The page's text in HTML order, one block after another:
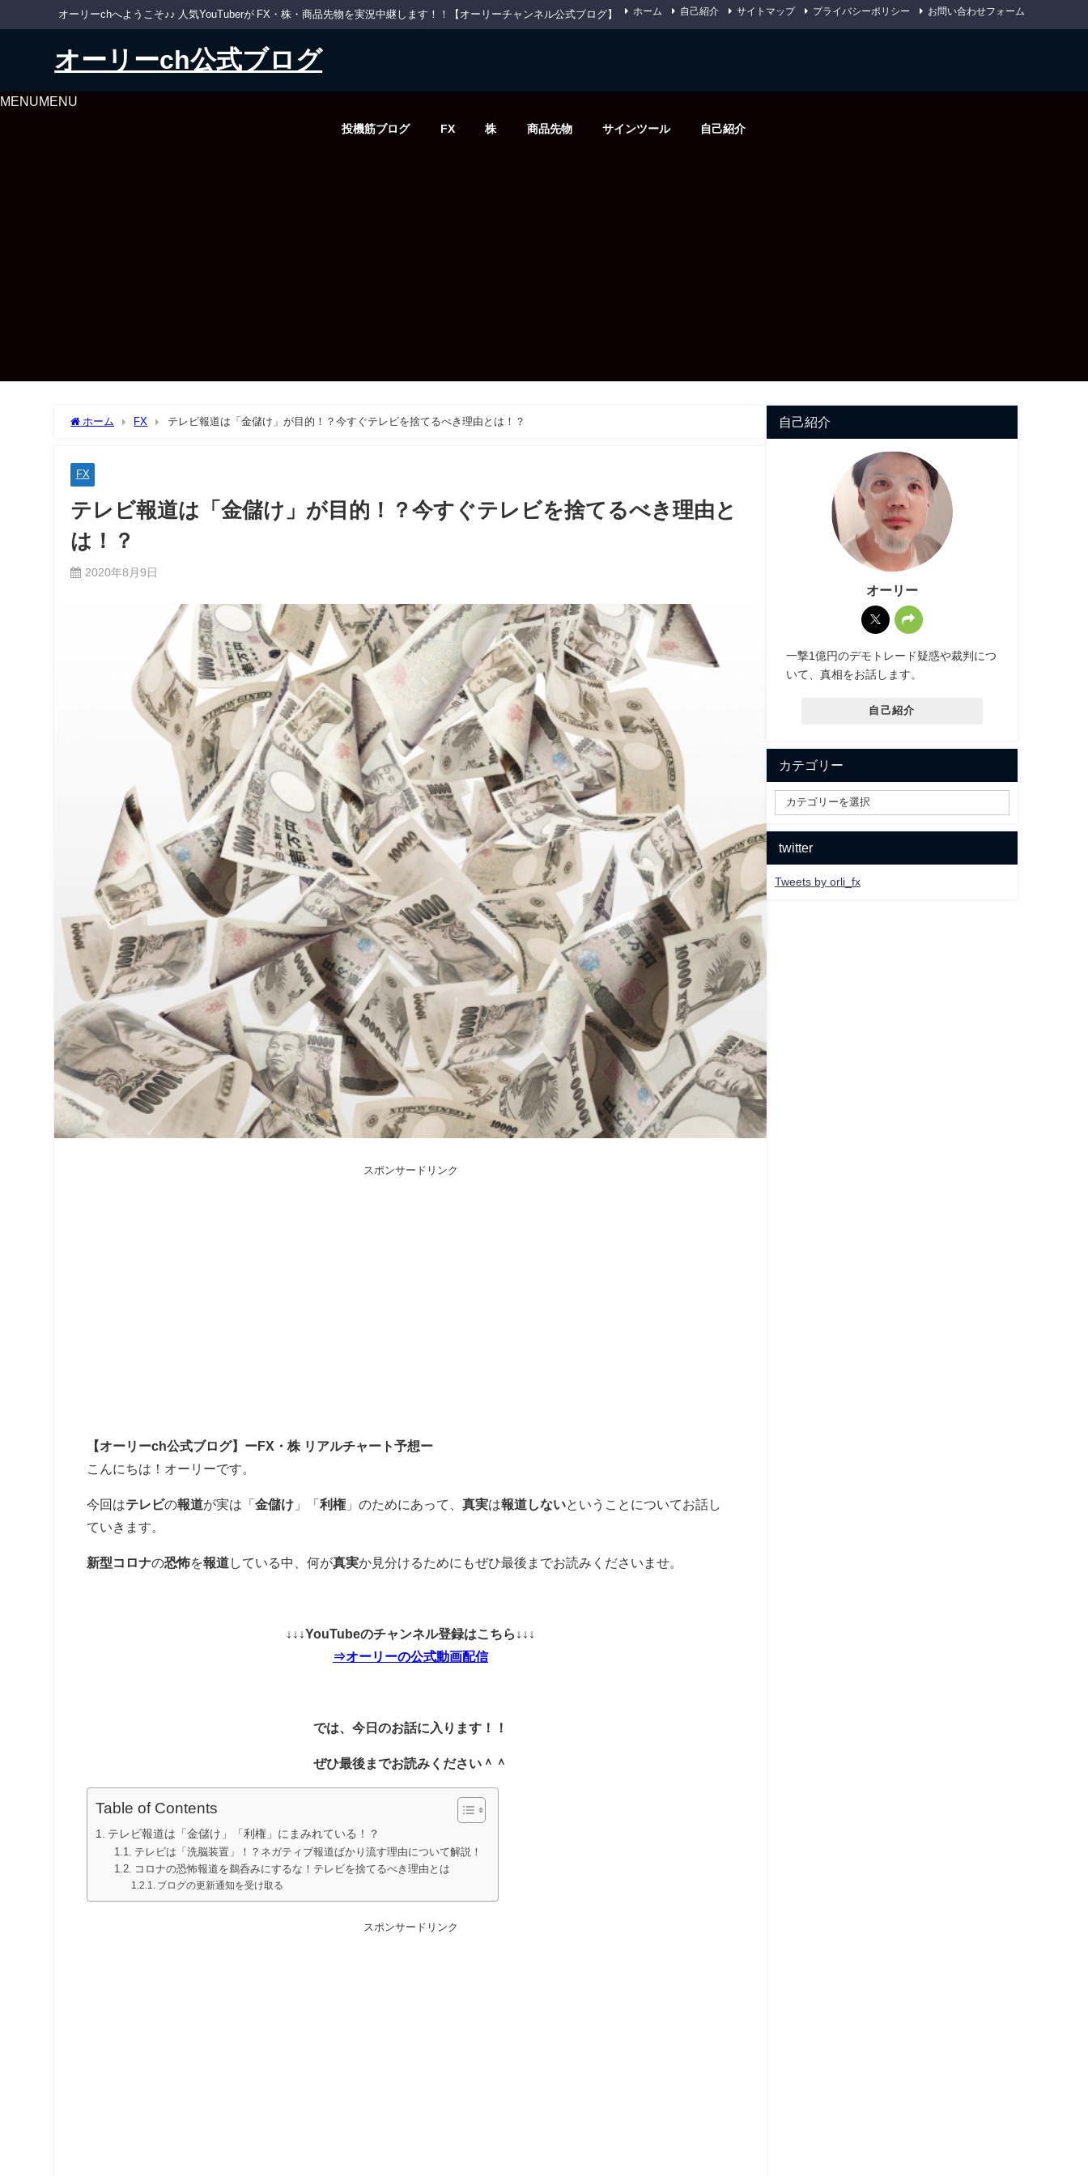
オーリーchへようこそ♪♪ 人気YouTuberが FX・株・商品先物を実況中継します！！【オーリーチャンネル公式ブログ】 ホーム 自己紹介 サイトマップ プライバシーポリシー お問い合わせフォーム
オーリーch公式ブログ
MENUMENU
投機筋ブログ FX 株 商品先物 サインツール 自己紹介
ホーム FX テレビ報道は「金儲け」が目的！？今すぐテレビを捨てるべき理由とは！？
FX
テレビ報道は「金儲け」が目的！？今すぐテレビを捨てるべき理由と
は！？
2020年8月9日
スポンサードリンク
【オーリーch公式ブログ】ーFX・株 リアルチャート予想ー
こんにちは！オーリーです。
今回はテレビの報道が実は「金儲け 」「利権」のためにあって、真実は報道しないということについてお話し
ていきます。
新型コロナの恐怖を報道している中、何が真実か見分けるためにもぜひ最後までお読みくださいませ。
↓↓↓YouTubeのチャンネル登録はこちら↓↓↓
⇒オーリーの公式動画配信
では、今日のお話に入ります！！
ぜひ最後までお読みください＾＾
Table of Contents
テレビ報道は「金儲け」「利権」にまみれている！？
テレビは「洗脳装置」！？ネガティブ報道ばかり流す理由について解説！
コロナの恐怖報道を鵜呑みにするな！テレビを捨てるべき理由とは
ブログの更新通知を受け取る
スポンサードリンク
自己紹介
オーリー
一撃1億円のデモトレード疑惑や裁判につ
いて、真相をお話します。
自己紹介
カテゴリー
twitter
Tweets by orli_fx